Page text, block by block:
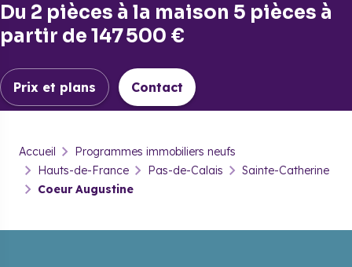
Du 2 pièces à la maison 5 pièces à
partir de 147 500 €
Prix et plans Contact
Coeur Augustine
Prix & plans Brochure
Accueil
Programmes immobiliers neufs
Hauts-de-France
Pas-de-Calais
Sainte-Catherine
Coeur Augustine